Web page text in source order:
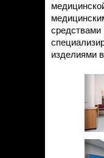
Наши
Статьи
средствами
изделиями